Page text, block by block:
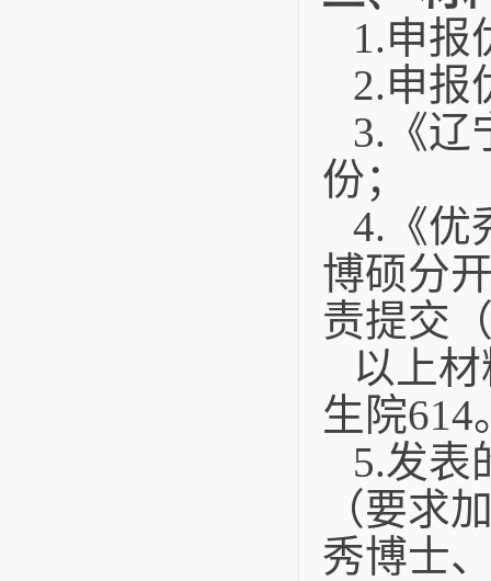
1.申报
2.申报
3. 《
份；
4. 《
博硕分
责提交
以上
生院614
5.发表
（要求
秀博士